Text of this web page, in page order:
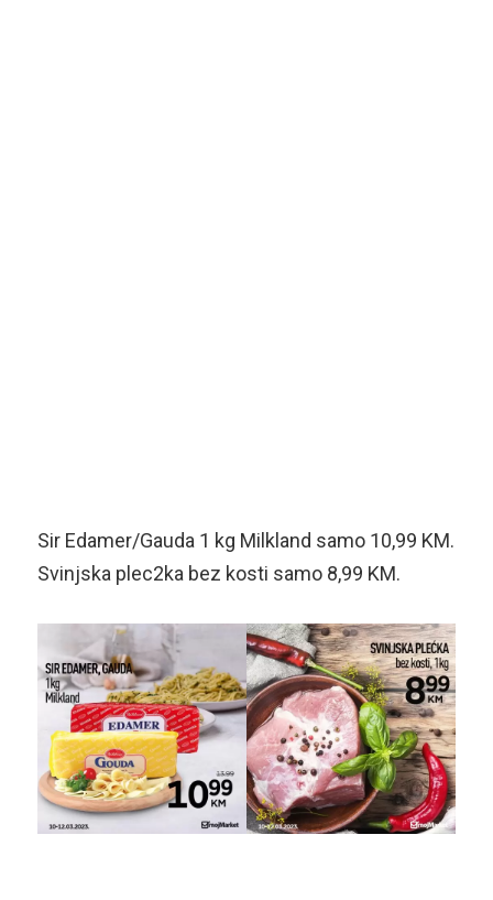
Sir Edamer/Gauda 1 kg Milkland samo 10,99 KM.
Svinjska plec2ka bez kosti samo 8,99 KM.